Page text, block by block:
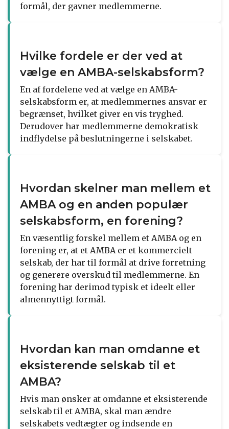
formål, der gavner medlemmerne.
Hvilke fordele er der ved at
vælge en AMBA-selskabsform?
En af fordelene ved at vælge en AMBA-
selskabsform er, at medlemmernes ansvar er
begrænset, hvilket giver en vis tryghed.
Derudover har medlemmerne demokratisk
indflydelse på beslutningerne i selskabet.
Hvordan skelner man mellem et
AMBA og en anden populær
selskabsform, en forening?
En væsentlig forskel mellem et AMBA og en
forening er, at et AMBA er et kommercielt
selskab, der har til formål at drive forretning
og generere overskud til medlemmerne. En
forening har derimod typisk et ideelt eller
almennyttigt formål.
Hvordan kan man omdanne et
eksisterende selskab til et
AMBA?
Hvis man ønsker at omdanne et eksisterende
selskab til et AMBA, skal man ændre
selskabets vedtægter og indsende en